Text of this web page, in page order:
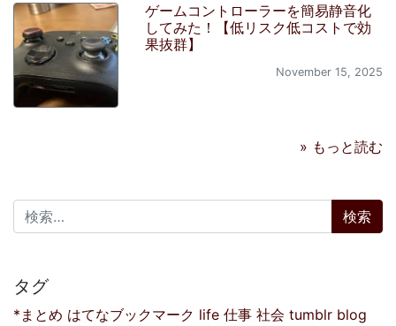
ゲームコントローラーを簡易静音化
してみた！【低リスク低コストで効
果抜群】
November 15, 2025
» もっと読む
検索:
タグ
*まとめ はてなブックマーク life 仕事 社会 tumblr blog